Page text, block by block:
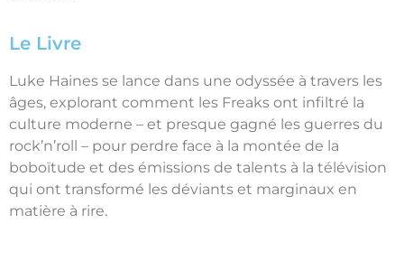
Le Livre
Luke Haines se lance dans une odyssée à travers les
âges, explorant comment les Freaks ont infiltré la
culture moderne – et presque gagné les guerres du
rock’n’roll – pour perdre face à la montée de la
boboïtude et des émissions de talents à la télévision
qui ont transformé les déviants et marginaux en
matière à rire.